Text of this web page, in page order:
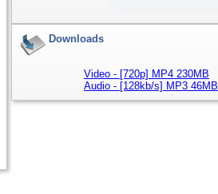
Downloads
Video - [720p] MP4 230MB
Audio - [128kb/s] MP3 46MB